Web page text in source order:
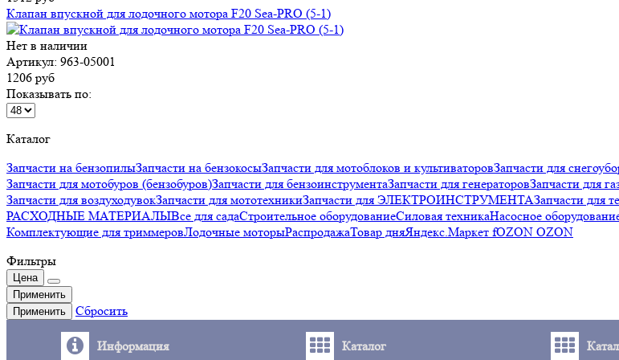
Клапан впускной для лодочного мотора F20 Sea-PRO (5-1)
Нет в наличии
Артикул: 963-05001
1206 руб
Показывать по:
Каталог
Запчасти на бензопилыЗапчасти на бензокосыЗапчасти для мотоблоков и культиваторовЗапчасти для
Запчасти для мотобуров (бензобуров)Запчасти для бензоинструментаЗапчасти для генераторовЗапчасти для
Запчасти для воздуходувокЗапчасти для мототехникиЗапчасти для ЭЛЕКТРОИНСТРУМЕНТАЗапчасти для
РАСХОДНЫЕ МАТЕРИАЛЫВсе для садаСтроительное оборудованиеСиловая техникаНасосное
Комплектующие для триммеровЛодочные моторыРаспродажаТовар дняЯндекс.Маркет fOZON OZON
Фильтры
Цена
Применить
Применить
Сбросить
Информация Каталог